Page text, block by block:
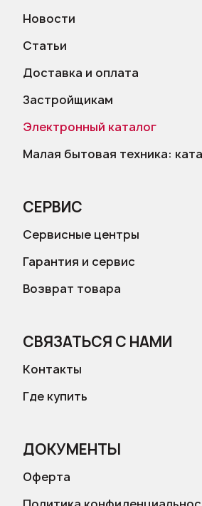
Новости
Статьи
Доставка и оплата
Застройщикам
Электронный каталог
Малая бытовая техника:
СЕРВИС
Сервисные центры
Гарантия и сервис
Возврат товара
СВЯЗАТЬСЯ С НАМИ
Контакты
Где купить
ДОКУМЕНТЫ
Оферта